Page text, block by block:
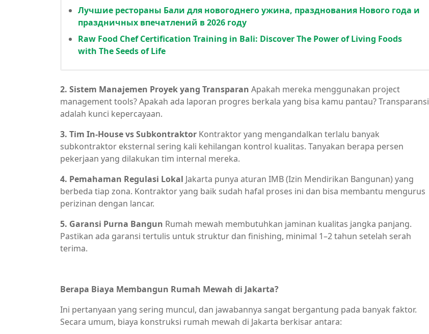
Лучшие рестораны Бали для новогоднего ужина, празднования Нового года и
праздничных впечатлений в 2026 году
Raw Food Chef Certification Training in Bali: Discover The Power of Living Foods
with The Seeds of Life
2. Sistem Manajemen Proyek yang Transparan Apakah mereka menggunakan project
management tools? Apakah ada laporan progres berkala yang bisa kamu pantau? Transparansi
adalah kunci kepercayaan.
3. Tim In-House vs Subkontraktor Kontraktor yang mengandalkan terlalu banyak
subkontraktor eksternal sering kali kehilangan kontrol kualitas. Tanyakan berapa persen
pekerjaan yang dilakukan tim internal mereka.
4. Pemahaman Regulasi Lokal Jakarta punya aturan IMB (Izin Mendirikan Bangunan) yang
berbeda tiap zona. Kontraktor yang baik sudah hafal proses ini dan bisa membantu mengurus
perizinan dengan lancar.
5. Garansi Purna Bangun Rumah mewah membutuhkan jaminan kualitas jangka panjang.
Pastikan ada garansi tertulis untuk struktur dan finishing, minimal 1–2 tahun setelah serah
terima.
Berapa Biaya Membangun Rumah Mewah di Jakarta?
Ini pertanyaan yang sering muncul, dan jawabannya sangat bergantung pada banyak faktor.
Secara umum, biaya konstruksi rumah mewah di Jakarta berkisar antara: